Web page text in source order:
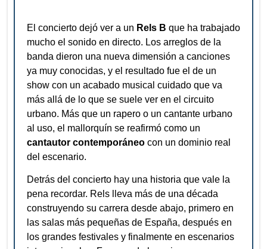
El concierto dejó ver a un Rels B que ha trabajado
mucho el sonido en directo. Los arreglos de la
banda dieron una nueva dimensión a canciones
ya muy conocidas, y el resultado fue el de un
show con un acabado musical cuidado que va
más allá de lo que se suele ver en el circuito
urbano. Más que un rapero o un cantante urbano
al uso, el mallorquín se reafirmó como un
cantautor contemporáneo con un dominio real
del escenario.
Detrás del concierto hay una historia que vale la
pena recordar. Rels lleva más de una década
construyendo su carrera desde abajo, primero en
las salas más pequeñas de España, después en
los grandes festivales y finalmente en escenarios